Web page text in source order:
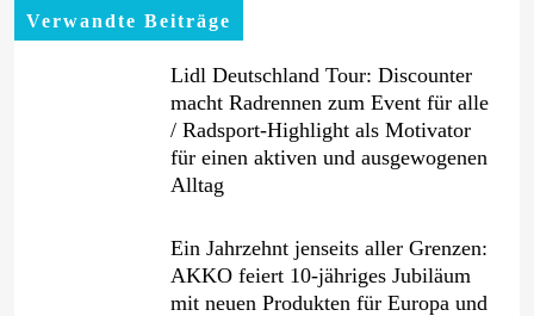
Verwandte Beiträge
Lidl Deutschland Tour: Discounter
macht Radrennen zum Event für alle
/ Radsport-Highlight als Motivator
für einen aktiven und ausgewogenen
Alltag
Ein Jahrzehnt jenseits aller Grenzen:
AKKO feiert 10-jähriges Jubiläum
mit neuen Produkten für Europa und